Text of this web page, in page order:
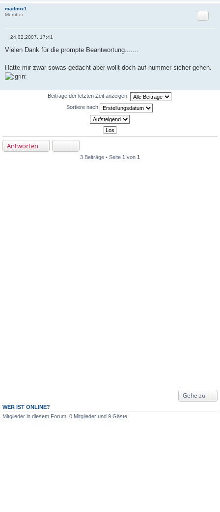
madmix1
Member
Zitat
a
g
24.02.2007, 17:41
Vielen Dank für die prompte Beantwortung.......
Hatte mir zwar sowas gedacht aber wollt doch auf nummer sicher gehen.
Beiträge der letzten Zeit anzeigen:
Sortiere nach
Antworten
3 Beiträge • Seite 1 von 1
Gehe zu
WER IST ONLINE?
Mitglieder in diesem Forum: 0 Mitglieder und 9 Gäste